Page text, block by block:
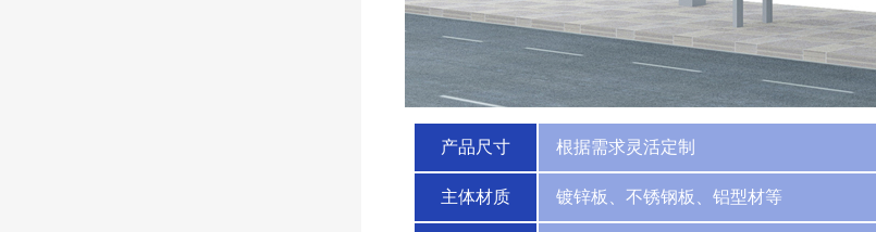
产品尺寸 根据需求灵活定制
主体材质 镀锌板、不锈钢板、铝型材等